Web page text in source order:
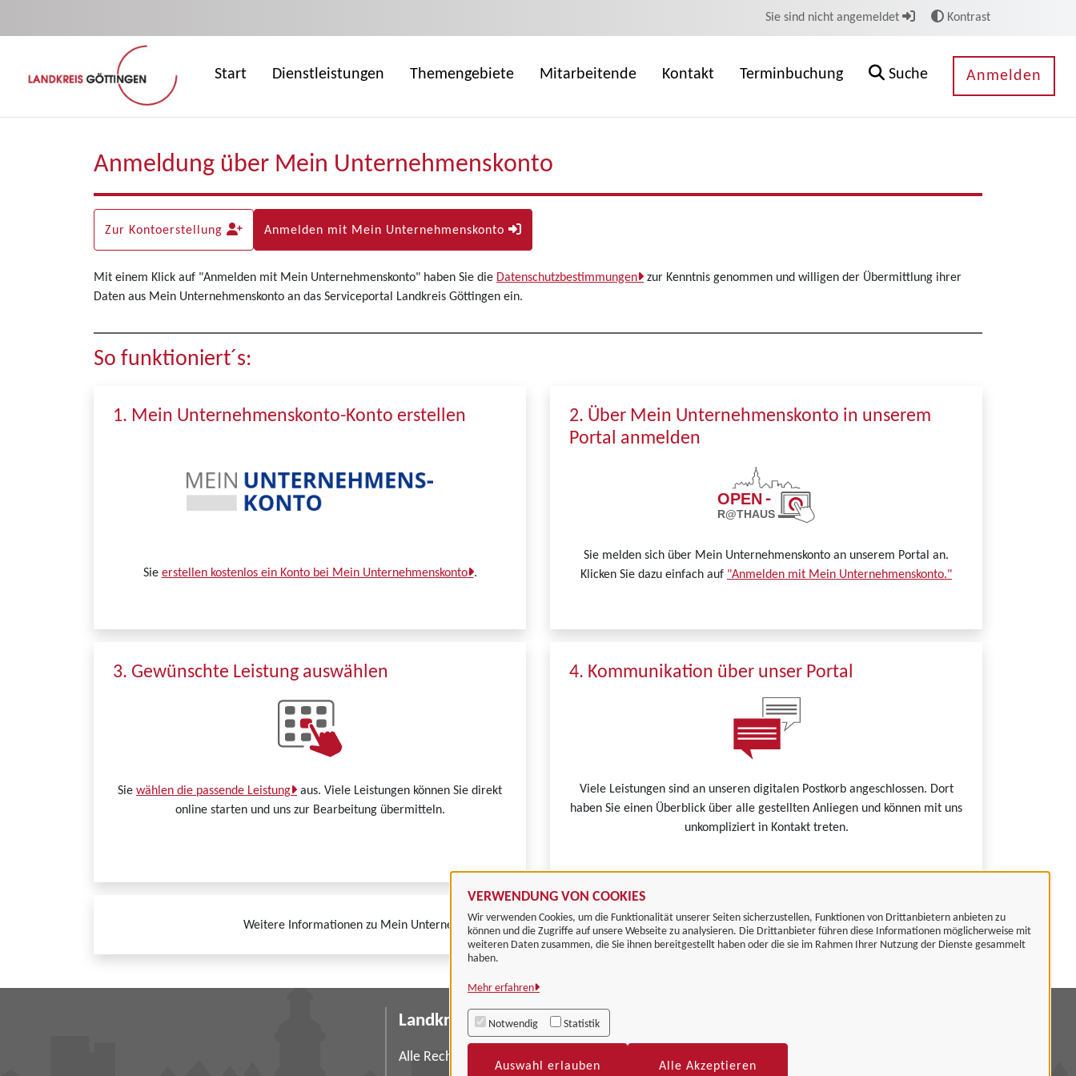
VERWENDUNG VON COOKIES
Wir verwenden Cookies, um die Funktionalität unserer Seiten sicherzustellen, Funktionen von Drittanbietern anbieten zu
können und die Zugriffe auf unsere Webseite zu analysieren. Die Drittanbieter führen diese Informationen möglicherweise mit
weiteren Daten zusammen, die Sie ihnen bereitgestellt haben oder die sie im Rahmen Ihrer Nutzung der Dienste gesammelt
haben.
Mehr erfahren
Notwendig Statistik
Auswahl erlauben Alle Akzeptieren
Sie sind nicht angemeldet Kontrast
Start Dienstleistungen Themengebiete Mitarbeitende Kontakt Terminbuchung Suche Anmelden
Anmeldung über Mein Unternehmenskonto
Anmelden mit Mein Unternehmenskonto
Zur Kontoerstellung
Mit einem Klick auf "Anmelden mit Mein Unternehmenskonto" haben Sie die Datenschutzbestimmungen
zur Kenntnis genommen und willigen der Übermittlung ihrer
Daten aus Mein Unternehmenskonto an das Serviceportal Landkreis Göttingen ein.
So funktioniert´s:
1. Mein Unternehmenskonto-Konto erstellen
Sie erstellen kostenlos ein Konto bei Mein Unternehmenskonto .
2. Über Mein Unternehmenskonto in unserem
Portal anmelden
Sie melden sich über Mein Unternehmenskonto an unserem Portal an.
Klicken Sie dazu einfach auf "Anmelden mit Mein Unternehmenskonto."
3. Gewünschte Leistung auswählen
Sie wählen die passende Leistung
aus. Viele Leistungen können Sie direkt
online starten und uns zur Bearbeitung übermitteln.
4. Kommunikation über unser Portal
Viele Leistungen sind an unseren digitalen Postkorb angeschlossen. Dort
haben Sie einen Überblick über alle gestellten Anliegen und können mit uns
unkompliziert in Kontakt treten.
Weitere Informationen zu Mein Unternehmenskonto finden Sie auf der FAQ-Seite von Mein Unternehmenskonto.
Landkreis Göttingen
Alle Rechte vorbehalten